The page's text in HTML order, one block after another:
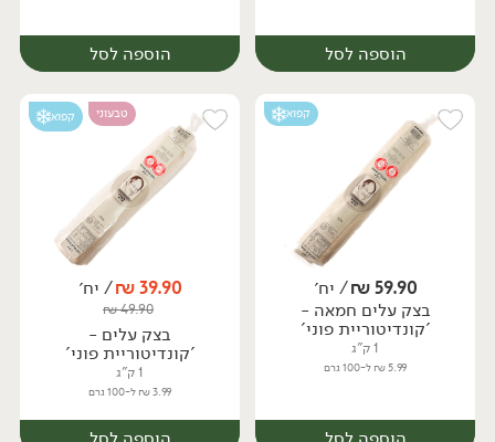
הוספה לסל
יח׳
הוספה לסל
קפוא
59.90
₪/ יח׳
בצק עלים חמאה -
'קונדיטוריית פוני'
1 ק"ג
5.99 ₪ ל-100 גרם
טבעוני קפוא
39.90
₪/ יח׳
49.90
₪
בצק עלים -
'קונדיטוריית פוני'
1 ק"ג
3.99 ₪ ל-100 גרם